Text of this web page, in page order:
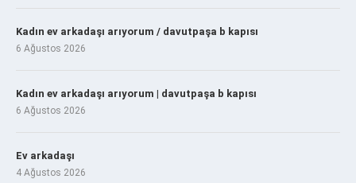
Kadın ev arkadaşı arıyorum / davutpaşa b kapısı
6 Ağustos 2026
Kadın ev arkadaşı arıyorum | davutpaşa b kapısı
6 Ağustos 2026
Ev arkadaşı
4 Ağustos 2026